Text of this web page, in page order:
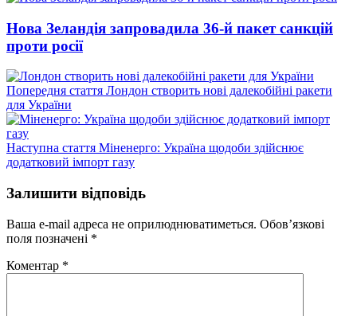
Нова Зеландія запровадила 36-й пакет санкцій
проти росії
Попередня стаття Попередній
Лондон створить нові далекобійні ракети
для України
Наступна стаття Наступний
запис:
Міненерго: Україна щодоби здійснює
додатковий імпорт газу
Залишити відповідь
Ваша e-mail адреса не оприлюднюватиметься. Обов’язкові
поля позначені *
Коментар *